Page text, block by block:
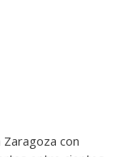
con